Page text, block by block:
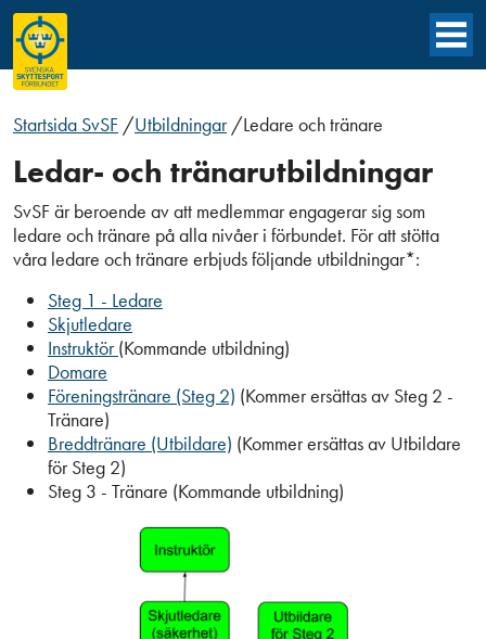
Startsida SvSF /Utbildningar /Ledare och tränare
Ledar- och tränarutbildningar
SvSF är beroende av att medlemmar engagerar sig som
ledare och tränare på alla nivåer i förbundet. För att stötta
våra ledare och tränare erbjuds följande utbildningar*:
Steg 1 - Ledare
Skjutledare
Instruktör(Kommande utbildning)
Domare
Föreningstränare (Steg 2) (Kommer ersättas av Steg 2 -
Tränare)
Breddtränare (Utbildare) (Kommer ersättas av Utbildare
för Steg 2)
Steg 3 - Tränare (Kommande utbildning)